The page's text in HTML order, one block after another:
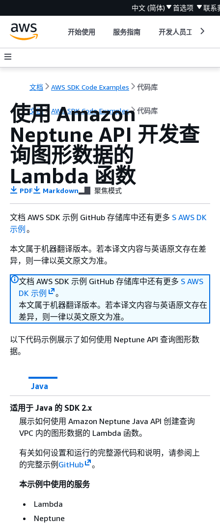
中文 (简体) 首选项 联系
开始使用 服务指南 开发人员工具
文档 AWS SDK Code Examples 代码库
文档 AWS SDK Code Examples 代码库
使用 Amazon
Neptune API 开发查
询图形数据的
Lambda 函数
PDF Markdown 聚焦模式
文档 AWS SDK 示例 GitHub 存储库中还有更多 S AWS DK
示例 。
本文属于机器翻译版本。若本译文内容与英语原文存在差
异，则一律以英文原文为准。
文档 AWS SDK 示例 GitHub 存储库中还有更多 S AWS
DK 示例
。
本文属于机器翻译版本。若本译文内容与英语原文存在
差异，则一律以英文原文为准。
以下代码示例展示了如何使用 Neptune API 查询图形数
据。
Java
适用于 Java 的 SDK 2.x
展示如何使用 Amazon Neptune Java API 创建查询
VPC 内的图形数据的 Lambda 函数。
有关如何设置和运行的完整源代码和说明，请参阅上
的完整示例 GitHub
。
本示例中使用的服务
Lambda
Neptune